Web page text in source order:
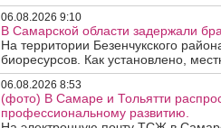
06.08.2026 9:10
В Самарской области задержали
На территории Безенчукского
биоресурсов. Как установлено,
06.08.2026 8:53
(фото) В Самаре и Тольятти
профессиональному развитию.